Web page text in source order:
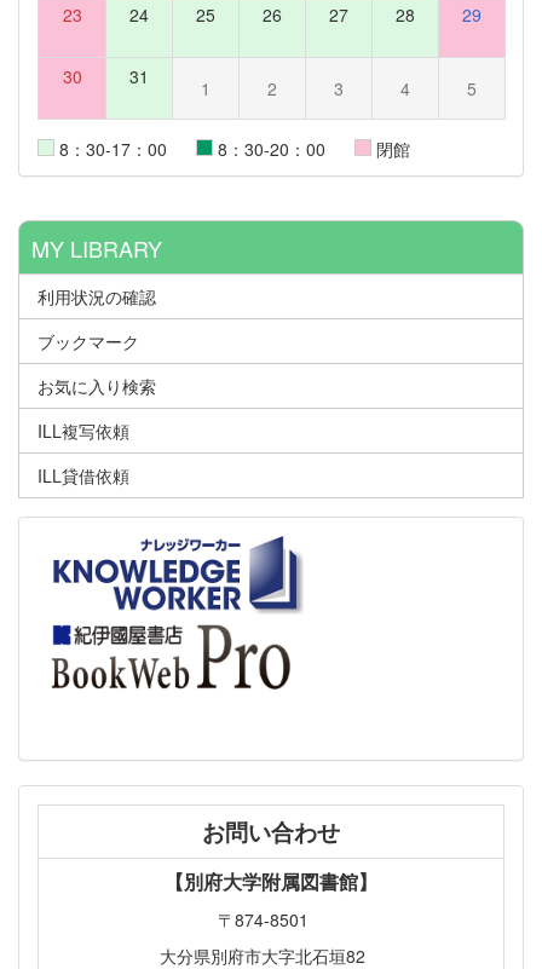
23 24 25 26 27 28 29
30 31 1 2 3 4 5
8：30-17：00 8：30-20：00 閉館
MY LIBRARY
利用状況の確認
ブックマーク
お気に入り検索
ILL複写依頼
ILL貸借依頼
お問い合わせ
【別府大学附属図書館】
〒874-8501
大分県別府市大字北石垣82